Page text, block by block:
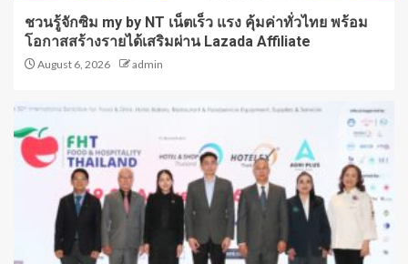
ชวนรู้จักซิม my by NT เน็ตเร็ว แรง คุ้มค่าทั่วไทย พร้อม
โอกาสสร้างรายได้เสริมผ่าน Lazada Affiliate
August 6, 2026 admin